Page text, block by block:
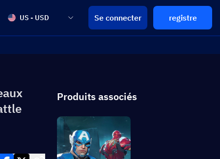
US - USD Se connecter registre
Produits associés